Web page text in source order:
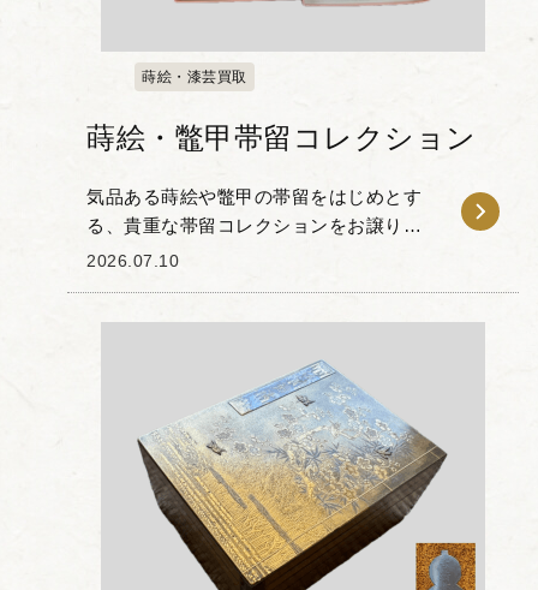
蒔絵・漆芸買取
蒔絵・鼈甲帯留コレクション
気品ある蒔絵や鼈甲の帯留をはじめとす
る、貴重な帯留コレクションをお譲りい
ただきました。 なかでも目を引くのは、
2026.07.10